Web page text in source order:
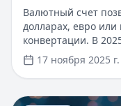
валюте
Валютный счет
долларах, евро или
конвертации. В
за 5 минут, а топ-
условия. Нужен
кредиты до 500 000
первый заем.
17 ноября 2025 г.